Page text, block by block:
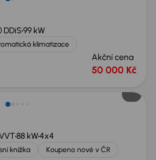
DDiS99 kW
klimatizace
Akční cena
50 000 Kč
88 kW4x4
knížka
Koupeno nové v ČR